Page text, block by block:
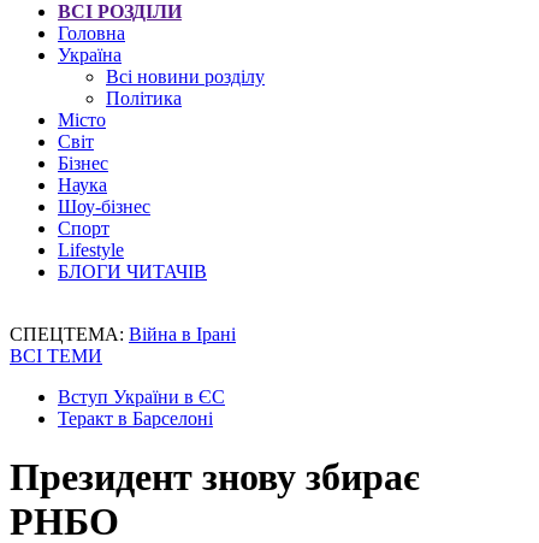
ВСІ РОЗДІЛИ
Головна
Україна
Всі новини розділу
Політика
Місто
Світ
Бізнес
Наука
Шоу-бізнес
Спорт
Lifestyle
БЛОГИ ЧИТАЧІВ
СПЕЦТЕМА: Війна в Ірані
ВСІ ТЕМИ
Вступ України в ЄС
Теракт в Барселоні
Президент знову збирає
РНБО